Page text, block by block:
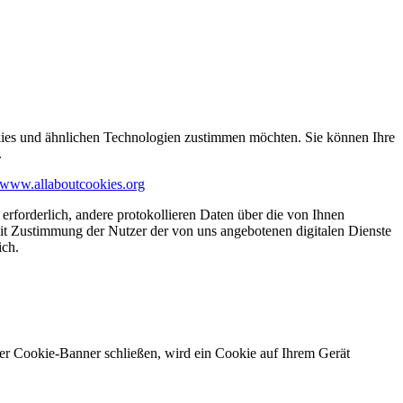
und ähnlichen Technologien zustimmen möchten. Sie können Ihre
www.allaboutcookies.org
andere protokollieren Daten über die von Ihnen
der Nutzer der von uns angebotenen digitalen Dienste
Cookie-Banner schließen, wird ein Cookie auf Ihrem Gerät